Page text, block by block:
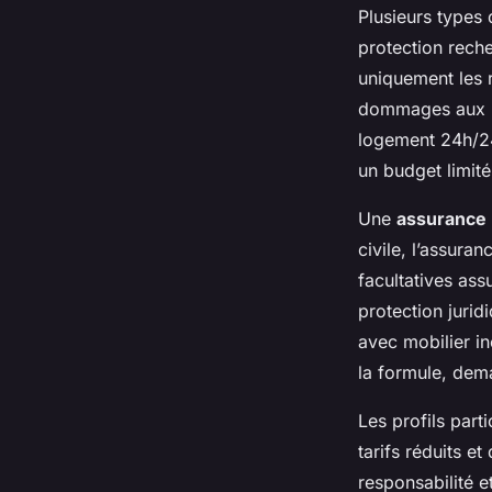
Plusieurs types
protection
uniquement
dommages aux
logement 24h/
un budget
Une
civile,
facultatives
protection
avec mobilier
la formule,
Les profils
tarifs réduits et
responsabilité